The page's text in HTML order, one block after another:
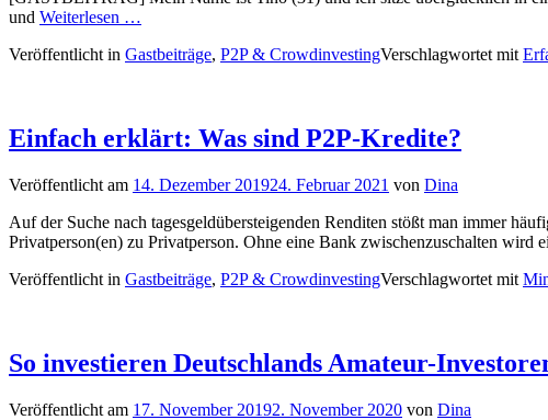
und Weiterlesen …
Veröffentlicht in Gastbeiträge, P2P & CrowdinvestingVerschlagwortet mit
Einfach erklärt: Was sind P2P-Kredite?
Veröffentlicht am 14. Dezember 201924. Februar 2021 von Dina
Auf der Suche nach tagesgeldübersteigenden Renditen stößt man immer
Privatperson(en) zu Privatperson. Ohne eine Bank zwischenzuschalten
Veröffentlicht in Gastbeiträge, P2P & CrowdinvestingVerschlagwortet mit
So investieren Deutschlands Amateur-
Veröffentlicht am 17. November 20192. November 2020 von Dina